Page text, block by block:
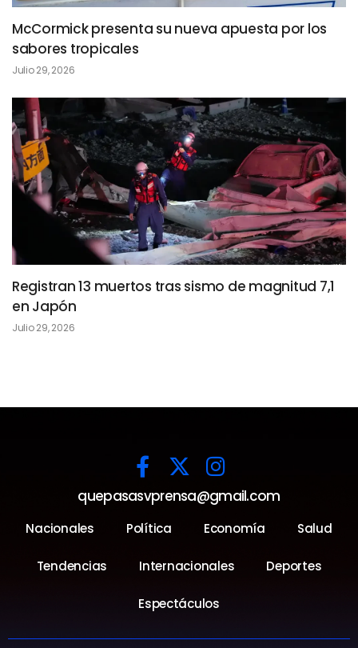
McCormick presenta su nueva apuesta por los
sabores tropicales
Julio 29, 2026
Registran 13 muertos tras sismo de magnitud 7,1
en Japón
Julio 29, 2026
quepasasvprensa@gmail.com
Nacionales Política Economía Salud
Tendencias Internacionales Deportes
Espectáculos